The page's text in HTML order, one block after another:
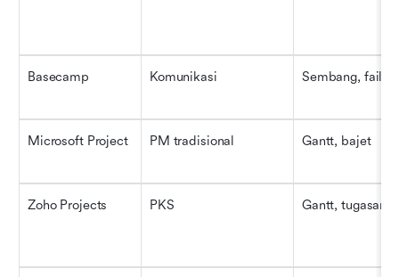
Basecamp Komunikasi Sembang, fail
Microsoft Project PM tradisional Gantt, bajet
Zoho Projects PKS Gantt, tugasan